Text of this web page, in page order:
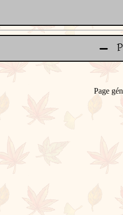
Page